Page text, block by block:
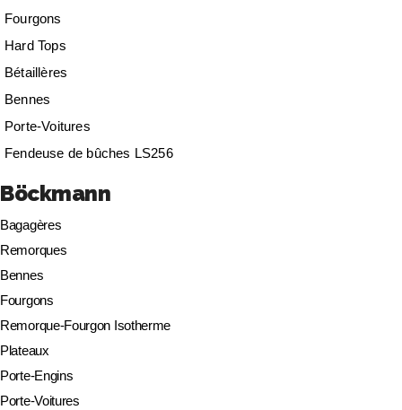
Fourgons
Hard Tops
Bétaillères
Bennes
Porte-Voitures
Fendeuse de bûches LS256
Böckmann
Bagagères
Remorques
Bennes
Fourgons
Remorque-Fourgon Isotherme
Plateaux
Porte-Engins
Porte-Voitures